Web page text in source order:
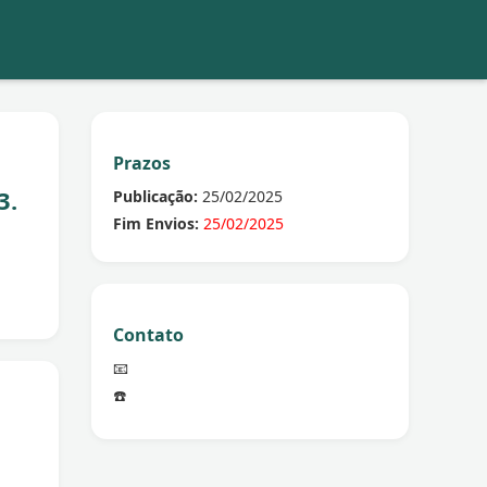
Prazos
Publicação: 25/02/2025
Fim Envios: 25/02/2025
Contato
📧
☎️